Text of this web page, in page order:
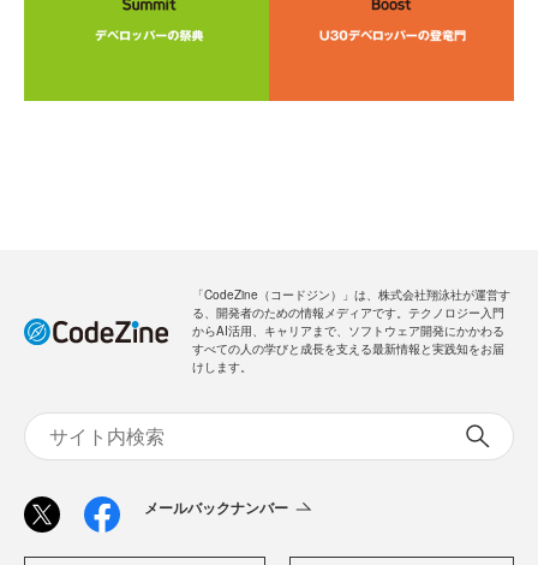
「CodeZine（コードジン）」は、株式会社翔泳社が運営す
る、開発者のための情報メディアです。テクノロジー入門
からAI活用、キャリアまで、ソフトウェア開発にかかわる
すべての人の学びと成長を支える最新情報と実践知をお届
けします。
メールバックナンバー